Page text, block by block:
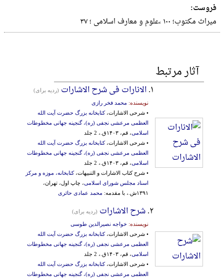
فروست:
میراث مکتوب؛ ١٠٠ ،علوم و معارف اسلامی ؛ ٣٧
آثار مرتبط
۱. الانارات فی شرح الاشارات (ردیه برای)
نویسنده: محمد فخر رازی
• شرحی الاشارات،کتابخانه بزرگ حضرت آیت الله
العظمی مرعشی نجفی (ره)، گنجینه جهانی مخطوطات
اسلامی، قم، ۱۴۰۳ق.، 2 جلد
• شرحی الاشارات،کتابخانه بزرگ حضرت آیت الله
العظمی مرعشی نجفی (ره)، گنجینه جهانی مخطوطات
اسلامی، قم، ۱۴۰۳ق.، 2 جلد
• شرح کتاب الاشارات و التنبیهات،کتابخانه، موزه و مرکز
اسناد مجلس شورای اسلامی، چاپ اول، تهران،
۱۳۹۱ش.، با مقدمه:
محمد عمادی حائری
۲. شرح الاشارات (ردیه برای)
نویسنده: خواجه نصیرالدین طوسی
• شرحی الاشارات،کتابخانه بزرگ حضرت آیت الله
العظمی مرعشی نجفی (ره)، گنجینه جهانی مخطوطات
اسلامی، قم، ۱۴۰۳ق.، 2 جلد
• شرحی الاشارات،کتابخانه بزرگ حضرت آیت الله
العظمی مرعشی نجفی (ره)، گنجینه جهانی مخطوطات